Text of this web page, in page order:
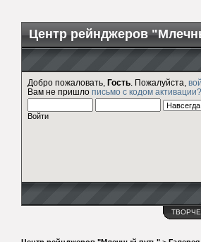
Центр рейнджеров
Добро пожаловать, Гость . Пожалуйста,
Вам не пришло письмо с кодом активации?
Войти